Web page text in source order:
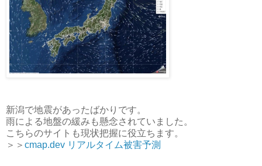
新潟で地震があったばかりです。
雨による地盤の緩みも懸念されていました。
こちらのサイトも現状把握に役立ちます。
＞＞ cmap.dev リアルタイム被害予測